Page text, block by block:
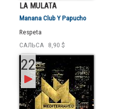
LA MULATA
Manana Club Y Papucho
Respeta
САЛЬСА
8,90 $
22